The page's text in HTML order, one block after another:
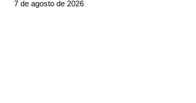
7 de agosto de 2026